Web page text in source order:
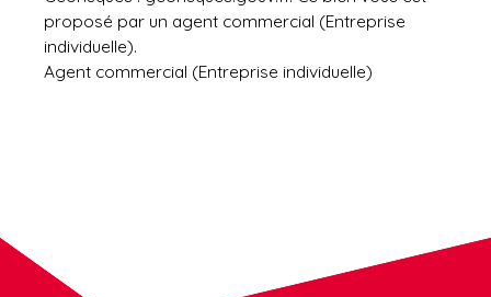
proposé par un agent commercial (Entreprise
individuelle).
Agent commercial (Entreprise individuelle)